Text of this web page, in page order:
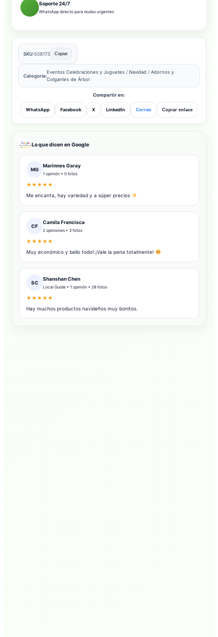
Soporte 24/7
WhatsApp directo para dudas urgentes
SKU:508173 Copiar
Categoría:
Eventos Celebraciones y Juguetes / Navidad / Adornos y
Colgantes de Árbol
Compartir en:
WhatsApp Facebook X LinkedIn Correo Copiar enlace
Lo que dicen en Google
MG
Marinnes Garay
1 opinión • 0 fotos
★★★★★
Me encanta, hay variedad y a súper precios
CF
Camila Francisca
2 opiniones • 3 fotos
★★★★★
Muy económico y bello todo! ¡Vale la pena totalmente!
SC
Shanshan Chen
Local Guide • 1 opinión • 28 fotos
★★★★★
Hay muchos productos navideños muy bonitos.